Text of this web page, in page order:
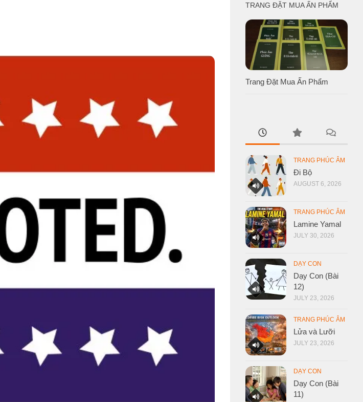
TRANG ĐẶT MUA ẤN PHẨM
Trang Đặt Mua Ấn Phẩm
TRANG PHÚC ÂM
Đi Bộ
AUGUST 6, 2026
TRANG PHÚC ÂM
Lamine Yamal
JULY 30, 2026
DẠY CON
Dạy Con (Bài
12)
JULY 23, 2026
TRANG PHÚC ÂM
Lửa và Lưỡi
JULY 23, 2026
DẠY CON
Dạy Con (Bài
11)